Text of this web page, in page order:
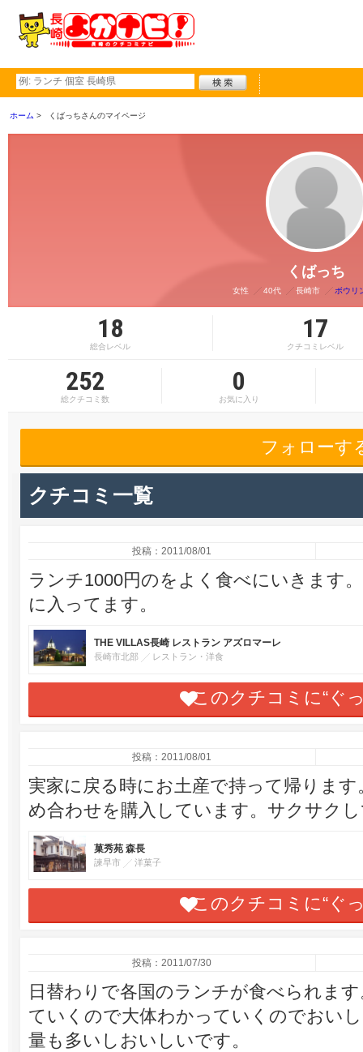
ホーム くばっちさんのマイページ
くばっち
女性 40代 長崎市 ボウリ
18
総合レベル
17
クチコミレベル
252
総クチコミ数
0
お気に入り
フォローす
クチコミ一覧
投稿：2011/08/01
ランチ1000円のをよく食べにいきます
に入ってます。
THE VILLAS長崎 レストラン アズロマーレ
長崎市北部 レストラン・洋食
このクチコミに“ぐ
投稿：2011/08/01
実家に戻る時にお土産で持って帰りま
め合わせを購入しています。サクサク
菓秀苑 森長
諫早市 洋菓子
このクチコミに“ぐ
投稿：2011/07/30
日替わりで各国のランチが食べられま
ていくので大体わかっていくのでおい
量も多いしおいしいです。